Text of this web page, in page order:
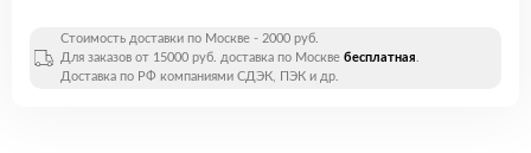
Стоимость доставки по Москве - 2000 руб.
Для заказов от 15000 руб. доставка по Москве бесплатная.
Доставка по РФ компаниями СДЭК, ПЭК и др.